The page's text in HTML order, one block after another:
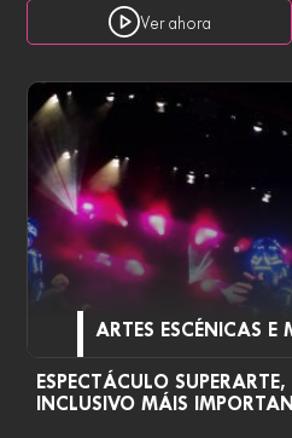
Ver ahora
ARTES ESCÉNICAS E
ESPECTÁCULO
INCLUSIVO MÁIS